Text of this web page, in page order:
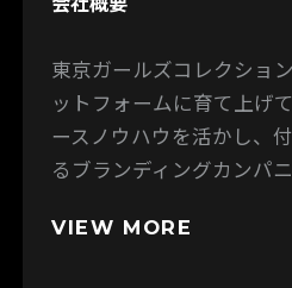
東京ガールズコレクショ
ットフォームに育て上げ
ースノウハウを活かし、
るブランディングカンパニ
VIEW MORE